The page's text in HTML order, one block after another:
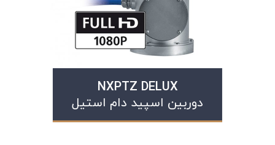
NXPTZ DELUX
دوربین اسپید دام استیل